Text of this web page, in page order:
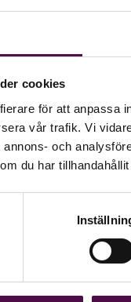
cookies
för att anpassa
vår trafik. Vi
och
du har